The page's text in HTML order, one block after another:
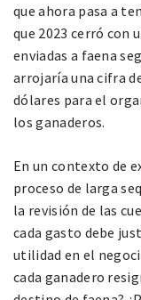
que ahora pasa a
que 2023 cerró con
enviadas a faena
arrojaría una cifra
dólares para el
los ganaderos.
En un contexto de
proceso de larga
la revisión de las
cada gasto debe
utilidad en el
cada ganadero